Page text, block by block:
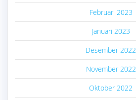
Februari 2023
Januari 2023
Desember 2022
November 2022
Oktober 2022